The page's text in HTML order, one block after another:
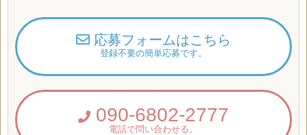
応募フォームはこちら
登録不要の簡単応募です。
090-6802-2777
電話で問い合わせる。